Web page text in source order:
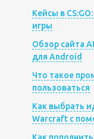
Кейсы в
игры
Обзор сайта
для Android
Что такое
пользоваться
Как выбрать
Warcraft с